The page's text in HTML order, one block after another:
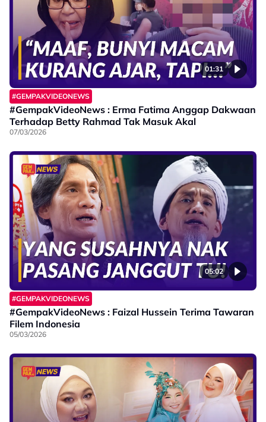
01:31
#GEMPAKVIDEONEWS
#GempakVideoNews : Erma Fatima Anggap Dakwaan
Terhadap Betty Rahmad Tak Masuk Akal
07/03/2026
05:02
#GEMPAKVIDEONEWS
#GempakVideoNews : Faizal Hussein Terima Tawaran
Filem Indonesia
05/03/2026